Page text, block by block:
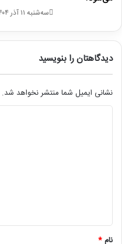
سه‌شنبه ۱۱ آذر ۱۴۰۴
دیدگاهتان را بنویسید
نشانی ایمیل شما منتشر نخواهد شد.
نام*